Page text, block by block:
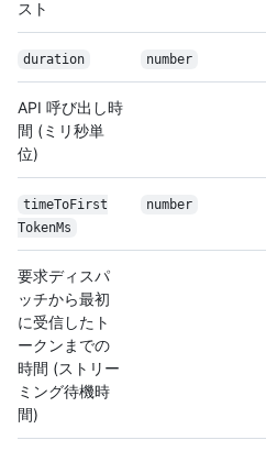
スト
duration number
API 呼び出し時
間 (ミリ秒単
位)
timeToFirst
TokenMs
number
要求ディスパ
ッチから最初
に受信したト
ークンまでの
時間 (ストリー
ミング待機時
間)